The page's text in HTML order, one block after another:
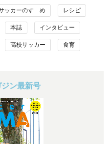
ッカーのすゝめ レシピ
本誌 インタビュー
高校サッカー 食育
ン最新号